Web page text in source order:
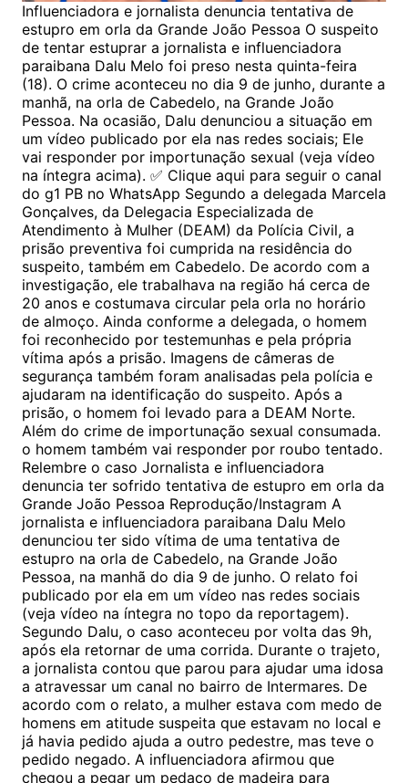
Influenciadora e jornalista denuncia tentativa de
estupro em orla da Grande João Pessoa O suspeito
de tentar estuprar a jornalista e influenciadora
paraibana Dalu Melo foi preso nesta quinta-feira
(18). O crime aconteceu no dia 9 de junho, durante a
manhã, na orla de Cabedelo, na Grande João
Pessoa. Na ocasião, Dalu denunciou a situação em
um vídeo publicado por ela nas redes sociais; Ele
vai responder por importunação sexual (veja vídeo
na íntegra acima). ✅ Clique aqui para seguir o canal
do g1 PB no WhatsApp Segundo a delegada Marcela
Gonçalves, da Delegacia Especializada de
Atendimento à Mulher (DEAM) da Polícia Civil, a
prisão preventiva foi cumprida na residência do
suspeito, também em Cabedelo. De acordo com a
investigação, ele trabalhava na região há cerca de
20 anos e costumava circular pela orla no horário
de almoço. Ainda conforme a delegada, o homem
foi reconhecido por testemunhas e pela própria
vítima após a prisão. Imagens de câmeras de
segurança também foram analisadas pela polícia e
ajudaram na identificação do suspeito. Após a
prisão, o homem foi levado para a DEAM Norte.
Além do crime de importunação sexual consumada.
o homem também vai responder por roubo tentado.
Relembre o caso Jornalista e influenciadora
denuncia ter sofrido tentativa de estupro em orla da
Grande João Pessoa Reprodução/Instagram A
jornalista e influenciadora paraibana Dalu Melo
denunciou ter sido vítima de uma tentativa de
estupro na orla de Cabedelo, na Grande João
Pessoa, na manhã do dia 9 de junho. O relato foi
publicado por ela em um vídeo nas redes sociais
(veja vídeo na íntegra no topo da reportagem).
Segundo Dalu, o caso aconteceu por volta das 9h,
após ela retornar de uma corrida. Durante o trajeto,
a jornalista contou que parou para ajudar uma idosa
a atravessar um canal no bairro de Intermares. De
acordo com o relato, a mulher estava com medo de
homens em atitude suspeita que estavam no local e
já havia pedido ajuda a outro pedestre, mas teve o
pedido negado. A influenciadora afirmou que
chegou a pegar um pedaço de madeira para